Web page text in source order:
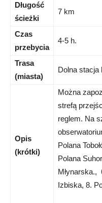
Długość
ścieżki
7 km
Czas
przebycia
4-5 h.
Trasa
(miasta)
Dolna stacja
Opis
(krótki)
Można
strefą
reglem. Na
Polana
Polana
Młynarska.,
Izbiska, 8.